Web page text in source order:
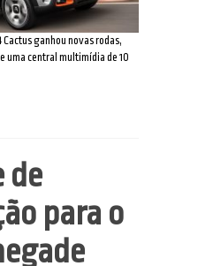
ganhou novas rodas,
uma central multimídia de 10
de
para o